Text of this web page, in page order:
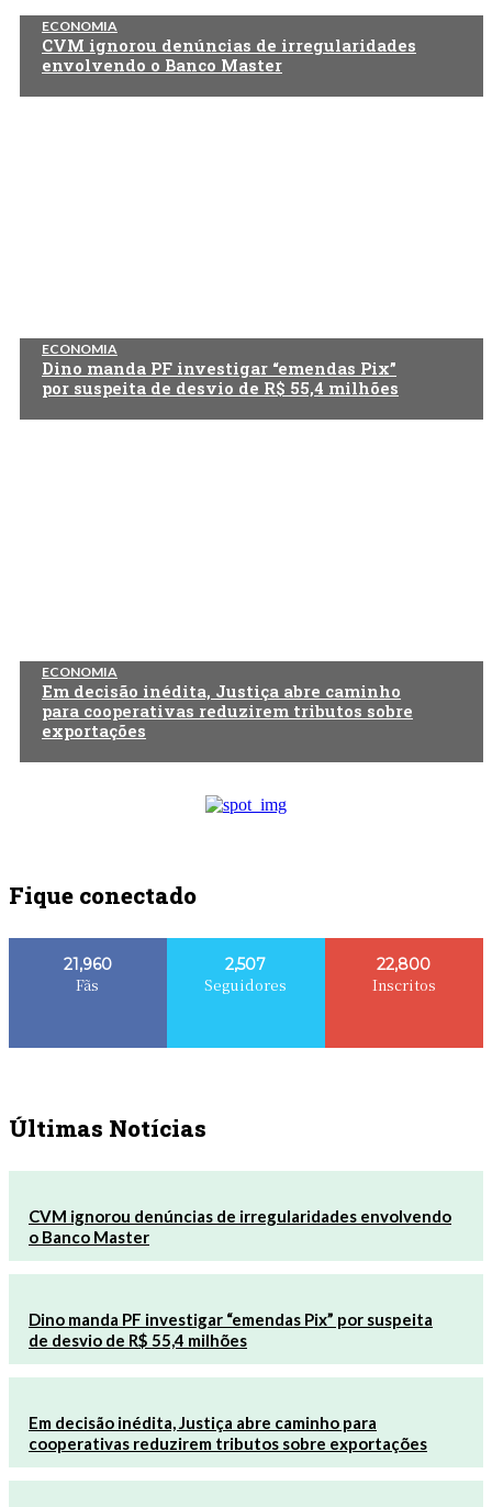
ECONOMIA
CVM ignorou denúncias de irregularidades
envolvendo o Banco Master
ECONOMIA
Dino manda PF investigar “emendas Pix”
por suspeita de desvio de R$ 55,4 milhões
ECONOMIA
Em decisão inédita, Justiça abre caminho
para cooperativas reduzirem tributos sobre
exportações
Fique conectado
21,960
Fãs
2,507
Seguidores
22,800
Inscritos
Últimas Notícias
CVM ignorou denúncias de irregularidades envolvendo
o Banco Master
Dino manda PF investigar “emendas Pix” por suspeita
de desvio de R$ 55,4 milhões
Em decisão inédita, Justiça abre caminho para
cooperativas reduzirem tributos sobre exportações